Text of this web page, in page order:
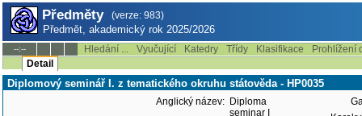
Předměty (verze: 983)
Předmět, akademický rok 2025/2026
--:-- Hledání ... Vyučující Katedry Třídy Klasifikace
Prohlížení
Detail
Diplomový seminář I. z tematického okruhu státověda - HP0035
Anglický název: Diploma
seminar I